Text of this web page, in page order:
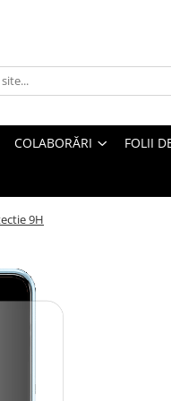
COLABORĂRI FOLII
9H